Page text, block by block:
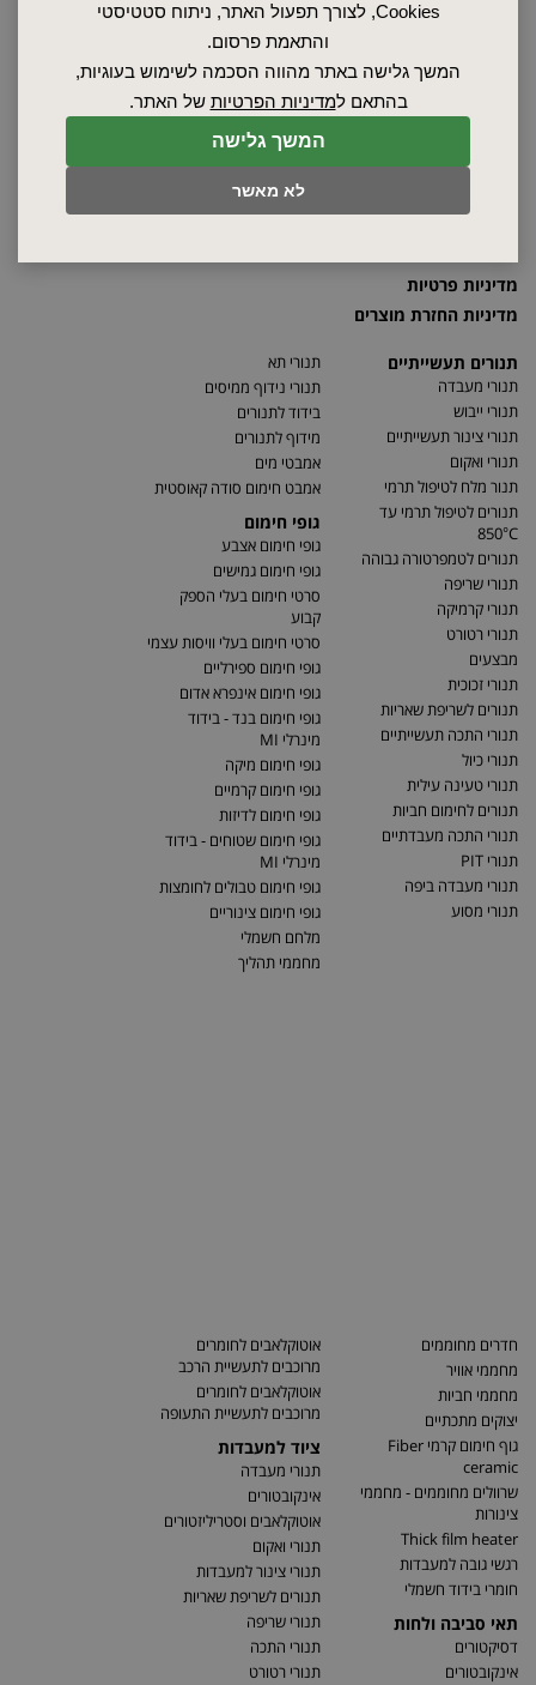
המשך גלישה
לא מאשר
Cookies, לצורך תפעול האתר, ניתוח סטטיסטי
והתאמת פרסום.
המשך גלישה באתר מהווה הסכמה לשימוש בעוגיות,
בהתאם למדיניות הפרטיות של האתר.
מאמרים
מדיניות פרטיות
מדיניות החזרת מוצרים
תנורים תעשייתיים
תנורי מעבדה
תנורי ייבוש
תנורי צינור תעשייתיים
תנורי ואקום
תנור מלח לטיפול תרמי
תנורים לטיפול תרמי עד
850°C
תנורים לטמפרטורה גבוהה
תנורי שריפה
תנורי קרמיקה
תנורי רטורט
מבצעים
תנורי זכוכית
תנורים לשריפת שאריות
תנורי התכה תעשייתיים
תנורי כיול
תנורי טעינה עילית
תנורים לחימום חביות
תנורי התכה מעבדתיים
תנורי PIT
תנורי מעבדה ביפה
תנורי מסוע
תנורי תא
תנורי נידוף ממיסים
בידוד לתנורים
מידוף לתנורים
אמבטי מים
אמבט חימום סודה קאוסטית
גופי חימום
גופי חימום אצבע
גופי חימום גמישים
סרטי חימום בעלי הספק
קבוע
סרטי חימום בעלי וויסות עצמי
גופי חימום ספירליים
גופי חימום אינפרא אדום
גופי חימום בנד - בידוד
מינרלי MI
גופי חימום מיקה
גופי חימום קרמיים
גופי חימום לדיזות
גופי חימום שטוחים - בידוד
מינרלי MI
גופי חימום טבולים לחומצות
גופי חימום צינוריים
מלחם חשמלי
מחממי תהליך
חדרים מחוממים
מחממי אוויר
מחממי חביות
יצוקים מתכתיים
גוף חימום קרמי Fiber
ceramic
שרוולים מחוממים - מחממי
צינורות
Thick film heater
רגשי גובה למעבדות
חומרי בידוד חשמלי
תאי סביבה ולחות
דסיקטורים
אינקובטורים
אוטוקלאבים לחומרים
מרוכבים לתעשיית הרכב
אוטוקלאבים לחומרים
מרוכבים לתעשיית התעופה
ציוד למעבדות
תנורי מעבדה
אינקובטורים
אוטוקלאבים וסטריליזטורים
תנורי ואקום
תנורי צינור למעבדות
תנורים לשריפת שאריות
תנורי שריפה
תנורי התכה
תנורי רטורט